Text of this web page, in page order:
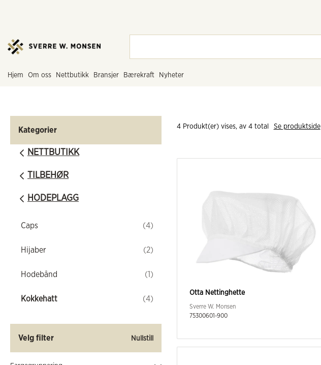
hjem om oss nettbutikk bransjer bærekraft nyheter
Kategorier
NETTBUTIKK
TILBEHØR
HODEPLAGG
Caps (4)
Hijaber (2)
Hodebånd (1)
Kokkehatt (4)
Velg filter Nullstill
4 Produkt(er) vises, av 4 total Se produktside
Otta Nettinghette
Sverre W. Monsen
75300601-900